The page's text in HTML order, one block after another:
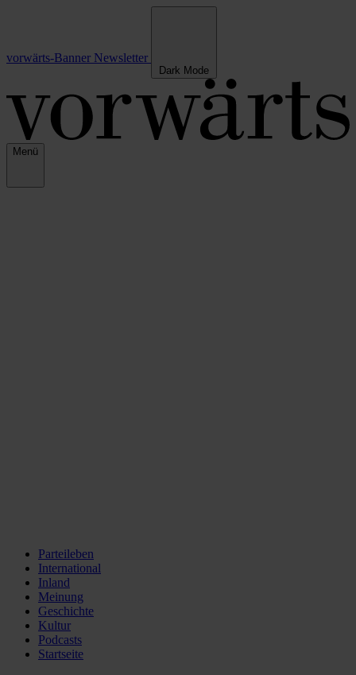
vorwärts-Banner Newsletter
Dark Mode
Menü
Parteileben
International
Inland
Meinung
Geschichte
Kultur
Podcasts
Startseite